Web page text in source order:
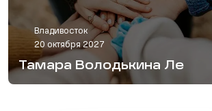
Владивосток
20 октября 2027
Тамара Володькина Ле